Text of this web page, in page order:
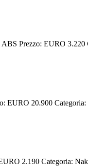
Prezzo: EURO 3.220
EURO 20.900 Categoria:
2.190 Categoria: